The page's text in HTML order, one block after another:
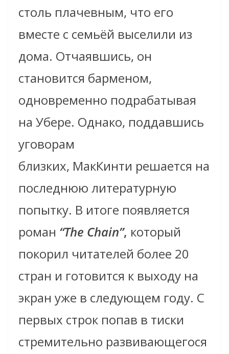
столь плачевным, что его
вместе с семьёй выселили из
дома. Отчаявшись, он
становится барменом,
одновременно подрабатывая
на Убере. Однако, поддавшись
уговорам
близких, МакКинти решается на
последнюю литературную
попытку. В итоге появляется
роман “The Chain”, который
покорил читателей более 20
стран и готовится к выходу на
экран уже в следующем году. С
первых строк попав в тиски
стремительно развивающегося